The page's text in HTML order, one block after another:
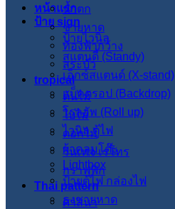
หน้าแรก
ป้าย sign
ป้ายไวนิล
สแตนดี้ (Standy)
เอ็กซ์สแตนด์ (X-stand)
แบ็คดรอป (Backdrop)
โรลอัพ (Roll up)
ไวนิล ตู้ไฟ
ผ้าคลุมโต๊ะ
Lightbox
ป้ายตู้ไฟ กล่องไฟ
ธงชายหาด
น้ำตก
ชายหาด
ท้องฟ้ากว้าง
สระบัว
tropical
ต้นไม้
ใบไม้
ดอกไม้
วินเทจ เรโทร
กราฟฟิก
Thai pattern
ศาสนา